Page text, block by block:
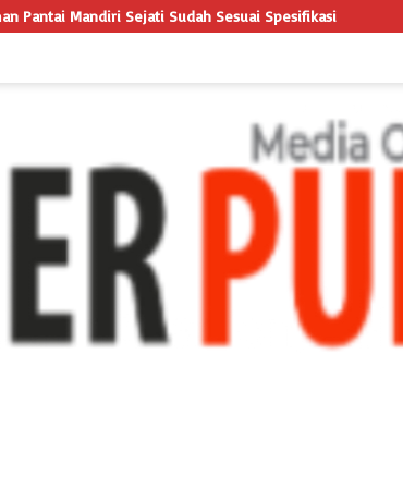
Spesifikasi LSM TRIGA NUSANTARA